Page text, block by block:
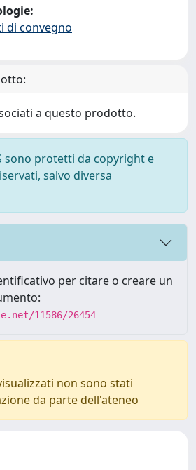
di convegno
a questo prodotto.
sono protetti da copyright e
salvo diversa
per citare o creare un
11586/26454
non sono stati
da parte dell'ateneo